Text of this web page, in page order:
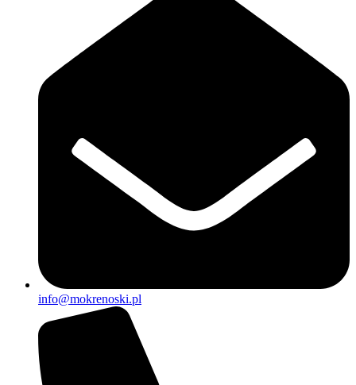
info@mokrenoski.pl